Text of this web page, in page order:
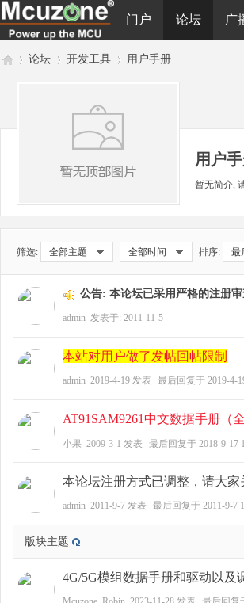
门户 论坛 广
M »
论坛 开发工具
›
用户手册
用户
暂无简介,
筛选: 全部主题 全部时间 排序: 最
公告: 本论坛已采用严格的注册
admin 发表于: 2011-11-5
本站对用户做了发帖回帖限制
admin 2019-4-19 发表 最后回复于 2019-4-
AT91SAM9261中文数据手册（全
小果 2009-3-1 发表 最后回复于 2018-9-17
本论坛注册方式已调整，请大家
admin 2011-9-7 发表 最后回复于 2011-9-7
版块主题
4G/5G模组数据手册和驱动以及